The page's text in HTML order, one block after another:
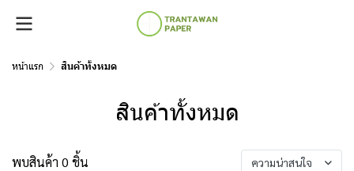
หน้าแรก สินค้าทั้งหมด
สินค้าทั้งหมด
พบสินค้า 0 ชิ้น ความน่าสนใจ